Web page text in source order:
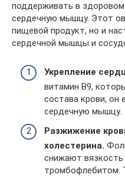
поддерживать в
сердечную мышцу. Этот
пищевой продукт, но и
сердечной мышцы и
Укрепление
витамин В9,
состава крови, он
сердечную мышцу.
Разжижение
холестерина.
снижают
тромбофлебитом.